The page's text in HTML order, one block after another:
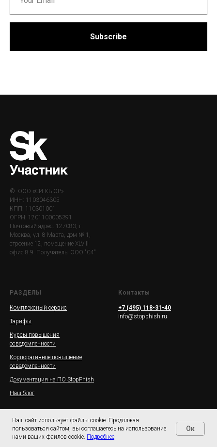
Subscribe
© ООО «СИ КЬЮР»
ИНН: 1103046305
КПП: 110301001
ОГРН: 1201100005391
Почтовый адрес: 127083, г.
Москва, ул. 8 Марта, дом № 1,
строение 12, помещение XLVIII
офис 8.9. Получатель: ООО "С4"
РАЗДЕЛЫ
Комплексный сервис
Тарифы
Курсы повышения
осведомленности
Корпоративное повышение
осведомленности
Документация на ПО StopPhish
Наш блог
Контакты
+7 (495) 118-31-40
info@stopphish.ru
Наш сайт использует файлы cookie. Продолжая
пользоваться сайтом, вы соглашаетесь на использование
нами ваших файлов cookie. Подробнее
Oк